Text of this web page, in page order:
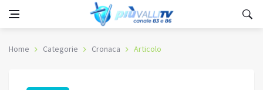
Home Categorie Cronaca Articolo